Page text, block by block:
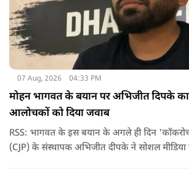
07 Aug, 2026 04:33 PM
मोहन भागवत के बयान पर अभिजीत दिपके
आलोचकों को दिया जवाब
RSS: भागवत के इस बयान के अगले ही दिन 'कॉकरोच जनता पार्टी'
(CJP) के संस्थापक अभिजीत दीपके ने सोशल मीडिया